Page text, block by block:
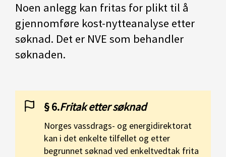
Noen anlegg kan fritas for plikt til å
gjennomføre kost-nytteanalyse etter
søknad. Det er NVE som behandler
søknaden.
§ 6.Fritak etter søknad
Norges vassdrags- og energidirektorat
kan i det enkelte tilfellet og etter
begrunnet søknad ved enkeltvedtak frita